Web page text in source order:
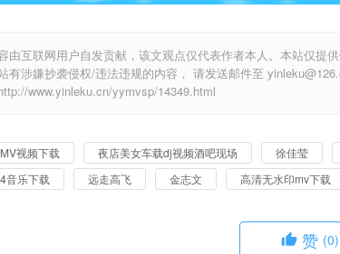
由互联网用户自发贡献，该文观点仅代表作者本人。本站仅提
有涉嫌抄袭侵权/违法违规的内容， 请发送邮件至
www.yinleku.cn/yymvsp/14349.html
视频下载 夜店美女车载dj视频酒吧现场 徐佳莹
音乐下载
远走高飞 金志文 高清无水印mv下载
赞 (0)